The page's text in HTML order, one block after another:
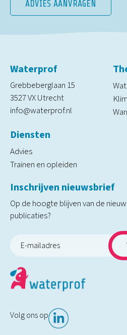
ADVIES AANVRAGEN
Waterprof
Grebbeberglaan 15
3527 VX Utrecht
info@waterprof.nl
Diensten
Advies
Trainen en opleiden
Inschrijven nieuwsbrief
Op de hoogte blijven van de
publicaties?
Volg ons op